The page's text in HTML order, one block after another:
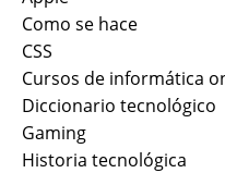
Como se hace
CSS
Cursos de informática
Diccionario tecnológico
Gaming
Historia tecnológica